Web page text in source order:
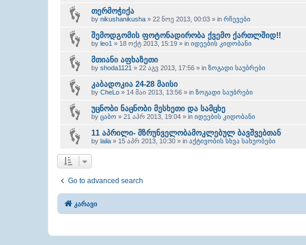
თერმოჭიქა
by nikushanikusha » 22 ნოე 2013, 00:03 » in რჩევები
შემოდგომის ფოტონადირობა ქვემო ქართლშიდ!!
by leo1 » 18 ოქტ 2013, 15:19 » in იდეების კიდობანი
მთიანი აფხაზეთი
by shoda1121 » 22 აგვ 2013, 17:56 » in ზოგადი საუბრები
კაბადოკია 24-28 მაისი
by CheLo » 14 მაი 2013, 13:56 » in ზოგადი საუბრები
უცნობი ნაცნობი მესხეთი და სამცხე
by ცაბო » 21 აპრ 2013, 19:04 » in იდეების კიდობანი
11 აპრილი- მზრუნველობამოკლებულ ბავშვებთან
by laila » 15 აპრ 2013, 10:30 » in აქტივობის სხვა სახეობები
Go to advanced search
კარავი